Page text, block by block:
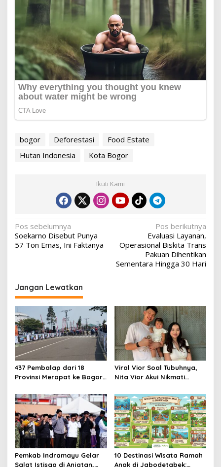
bogor Deforestasi
Food Estate
Hutan Indonesia
Kota Bogor
Ikuti Kami
Navigasi
pos
Pos sebelumnya
Soekarno Disebut Punya
57 Ton Emas, Ini Faktanya
Pos berikutnya
Evaluasi Layanan,
Operasional Biskita Trans
Pakuan Dihentikan
Sementara Hingga 30 Hari
Jangan Lewatkan
437 Pembalap dari 18
Provinsi Merapat ke Bogor,
2026
Viral Vior Soal Tubuhnya,
Nita Vior Akui Nikmati
Pemkab Indramayu Gelar
Salat Istisqa di Anjatan,
10 Destinasi Wisata Ramah
Anak di Jabodetabek: